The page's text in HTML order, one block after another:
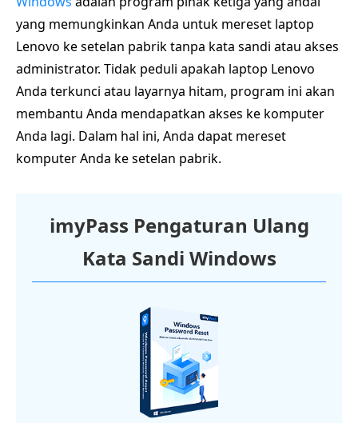
yang memungkinkan Anda untuk mereset laptop
Lenovo ke setelan pabrik tanpa kata sandi atau akses
administrator. Tidak peduli apakah laptop Lenovo
Anda terkunci atau layarnya hitam, program ini akan
membantu Anda mendapatkan akses ke komputer
Anda lagi. Dalam hal ini, Anda dapat mereset
komputer Anda ke setelan pabrik.
imyPass Pengaturan Ulang
Kata Sandi Windows